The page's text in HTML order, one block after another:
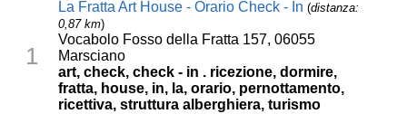
1
La Fratta Art House - Orario Check - In (distanza:
0,87 km)
Vocabolo Fosso della Fratta 157, 06055
Marsciano
art, check, check - in . ricezione, dormire,
fratta, house, in, la, orario, pernottamento,
ricettiva, struttura alberghiera, turismo